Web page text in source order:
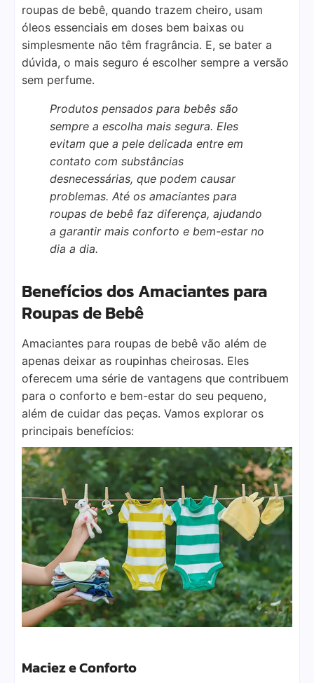
roupas de bebê, quando trazem cheiro, usam
óleos essenciais em doses bem baixas ou
simplesmente não têm fragrância. E, se bater a
dúvida, o mais seguro é escolher sempre a versão
sem perfume.
Produtos pensados para bebês são
sempre a escolha mais segura. Eles
evitam que a pele delicada entre em
contato com substâncias
desnecessárias, que podem causar
problemas. Até os amaciantes para
roupas de bebê faz diferença, ajudando
a garantir mais conforto e bem-estar no
dia a dia.
Benefícios dos Amaciantes para
Roupas de Bebê
Amaciantes para roupas de bebê vão além de
apenas deixar as roupinhas cheirosas. Eles
oferecem uma série de vantagens que contribuem
para o conforto e bem-estar do seu pequeno,
além de cuidar das peças. Vamos explorar os
principais benefícios:
Maciez e Conforto